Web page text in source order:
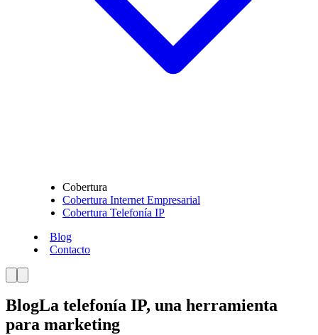
Cobertura
Cobertura Internet Empresarial
Cobertura Telefonía IP
Blog
Contacto
BlogLa telefonía IP, una herramienta
para marketing